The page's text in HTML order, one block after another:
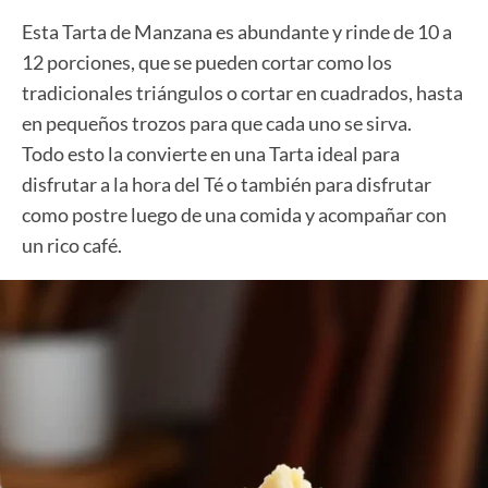
Esta Tarta de Manzana es abundante y rinde de 10 a
12 porciones, que se pueden cortar como los
tradicionales triángulos o cortar en cuadrados, hasta
en pequeños trozos para que cada uno se sirva.
Todo esto la convierte en una Tarta ideal para
disfrutar a la hora del Té o también para disfrutar
como postre luego de una comida y acompañar con
un rico café.